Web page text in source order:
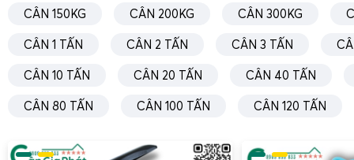
Chuẩn bị:
Làm nóng cân bằng cách bật nguồn
cân 3 kg; 5 kg cho cân 6 kg; 10 kg hoặc 15 kg cho cân
Vào chế độ hiệu chuẩn: Tùy model, nhấn giữ tổ hợp
TARE hoặc CAL) cho đến khi màn hình hiển thị ký
Đặt quả cân chuẩn:Khi màn hình yêu cầu, đặt
CÂN 150KG CÂN 200KG CÂN 300KG
CÂN 1 TẤN CÂN 2 TẤN CÂN 3 TẤN
CÂN 10 TẤN CÂN 20 TẤN CÂN 40 TẤN
CÂN 80 TẤN CÂN 100 TẤN CÂN 120 TẤN